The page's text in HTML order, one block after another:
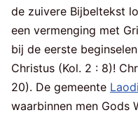
de zuivere Bijbeltekst
een vermenging met
bij de eerste
Christus (Kol. 2 : 8)!
20). De gemeente
waarbinnen men Gods